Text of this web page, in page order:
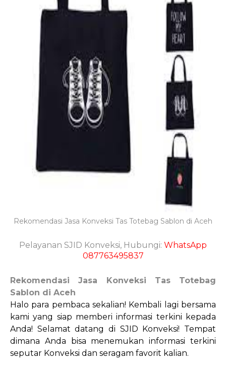
Rekomendasi Jasa Konveksi Tas Totebag Sablon di Aceh
Pelayanan SJID Konveksi, Hubungi: WhatsApp
087763495837
Rekomendasi Jasa Konveksi Tas Totebag
Sablon di Aceh
Halo para pembaca sekalian! Kembali lagi bersama
kami yang siap memberi informasi terkini kepada
Anda! Selamat datang di SJID Konveksi! Tempat
dimana Anda bisa menemukan informasi terkini
seputar Konveksi dan seragam favorit kalian.